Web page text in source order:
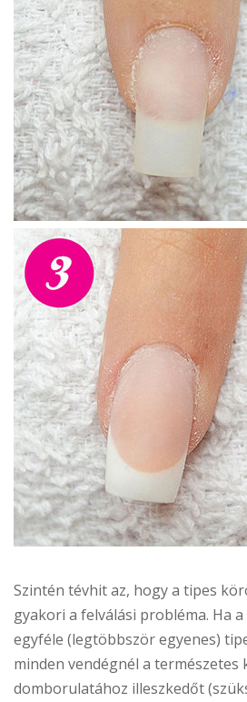
Szintén tévhit az, hogy a tipes
gyakori a felválási probléma. Ha
egyféle (legtöbbször egyenes)
minden vendégnél a természetes
domborulatához illeszkedőt